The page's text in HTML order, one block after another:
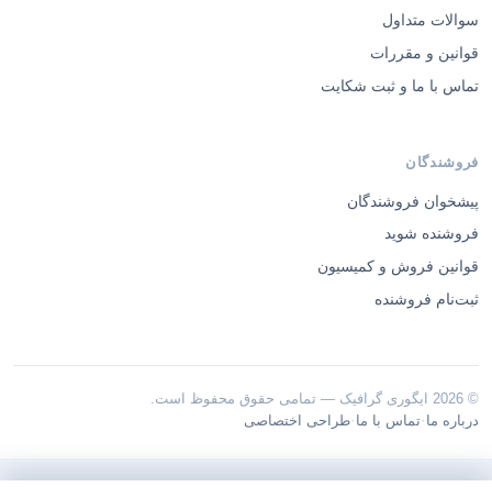
سوالات متداول
قوانین و مقررات
تماس با ما و ثبت شکایت
فروشندگان
پیشخوان فروشندگان
فروشنده شوید
قوانین فروش و کمیسیون
ثبت‌نام فروشنده
© 2026 ایگوری گرافیک — تمامی حقوق محفوظ است.
درباره ما ·تماس با ما ·طراحی اختصاصی